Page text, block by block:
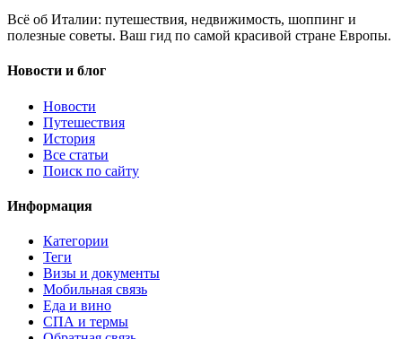
Всё об Италии: путешествия, недвижимость, шоппинг и
полезные советы. Ваш гид по самой красивой стране Европы.
Новости и блог
Новости
Путешествия
История
Все статьи
Поиск по сайту
Информация
Категории
Теги
Визы и документы
Мобильная связь
Еда и вино
СПА и термы